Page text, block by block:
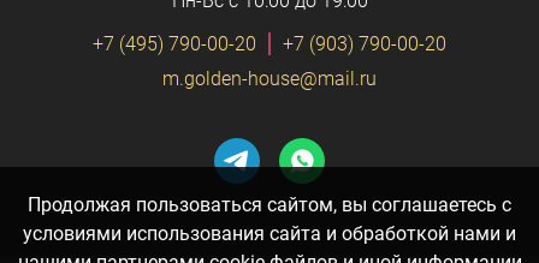
+7 (495) 790-00-20
+7 (903) 790-00-20
m.golden-house@mail.ru
Продолжая пользоваться сайтом, вы соглашаетесь с
условиями использования сайта и обработкой нами и